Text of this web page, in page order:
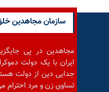
سازمان مجاهدین
مجاهدین در پی
ایران با یک دولت
جدایی دین از دولت
تساوی زن و مرد احترام